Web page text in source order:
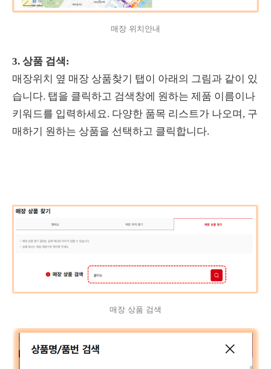
매장 위치안내
3. 상품 검색:
매장위치 옆 매장 상품찾기 탭이 아래의 그림과 같이 있
습니다. 탭을 클릭하고 검색창에 원하는 제품 이름이나
키워드를 입력하세요. 다양한 품목 리스트가 나오며, 구
매하기 원하는 상품을 선택하고 클릭합니다.
매장 상품 검색